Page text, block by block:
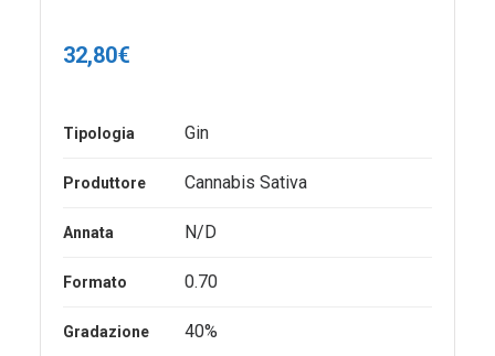
32,80€
Tipologia Gin
Produttore Cannabis Sativa
Annata N/D
Formato 0.70
Gradazione 40%